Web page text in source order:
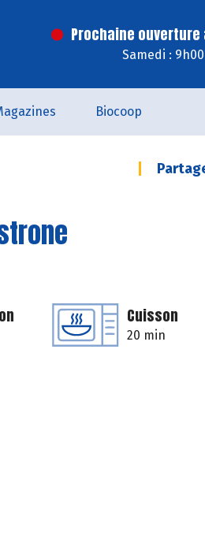
Prochaine ouverture
Samedi :
Biocoop
Cuisson
20 min